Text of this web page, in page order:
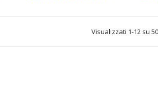
Visualizzati 1-12 su